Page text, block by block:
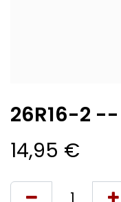
26R16-2 --
14,95 €